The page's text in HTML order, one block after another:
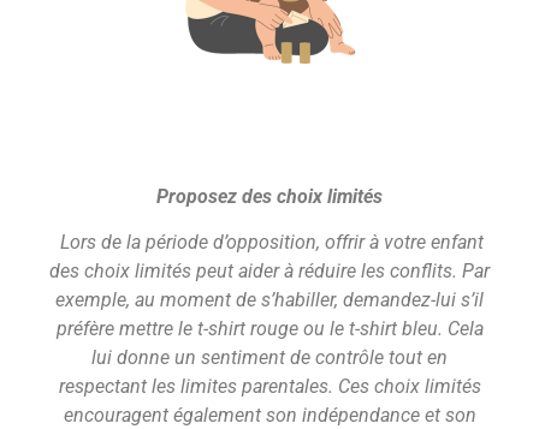
Proposez des choix limités
Lors de la période d’opposition, offrir à votre enfant
des choix limités peut aider à réduire les conflits. Par
exemple, au moment de s’habiller, demandez-lui s’il
préfère mettre le t-shirt rouge ou le t-shirt bleu. Cela
lui donne un sentiment de contrôle tout en
respectant les limites parentales. Ces choix limités
encouragent également son indépendance et son